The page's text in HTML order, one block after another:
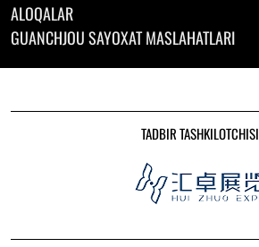
ALOQALAR
GUANCHJOU SAYOXAT MASLAHATLARI
TADBIR TASHKILOTCHISI